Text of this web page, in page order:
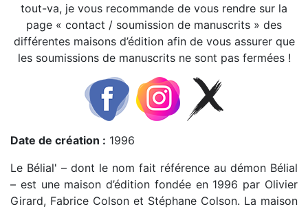
tout-va, je vous recommande de vous rendre sur la
page « contact / soumission de manuscrits » des
différentes maisons d’édition afin de vous assurer que
les soumissions de manuscrits ne sont pas fermées !
Date de création : 1996
Le Bélial' – dont le nom fait référence au démon Bélial
– est une maison d’édition fondée en 1996 par Olivier
Girard, Fabrice Colson et Stéphane Colson. La maison